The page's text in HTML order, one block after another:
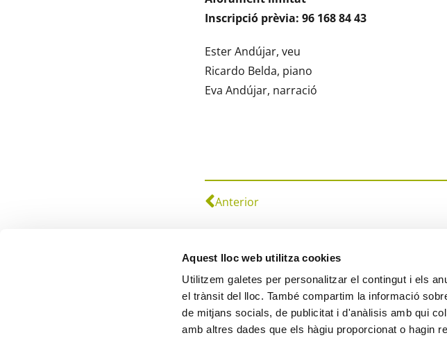
Aquest lloc web utilitza cookies
Utilitzem galetes per personalitzar el contingut i els
el trànsit del lloc. També compartim la informació
de mitjans socials, de publicitat i d'anàlisis amb qui
amb altres dades que els hàgiu proporcionat o hagin
Inscripció prèvia: 96 168 84 43
Ester Andújar, veu
Ricardo Belda, piano
Eva Andújar, narració
Anterior
Ajuntament de Serra